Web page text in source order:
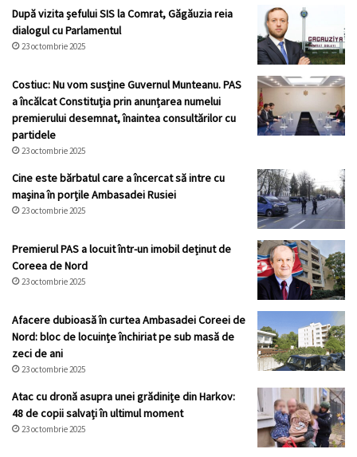
După vizita șefului SIS la Comrat, Găgăuzia reia
dialogul cu Parlamentul
23 octombrie 2025
Costiuc: Nu vom susține Guvernul Munteanu. PAS
a încălcat Constituția prin anunțarea numelui
premierului desemnat, înaintea consultărilor cu
partidele
23 octombrie 2025
Cine este bărbatul care a încercat să intre cu
mașina în porțile Ambasadei Rusiei
23 octombrie 2025
Premierul PAS a locuit într-un imobil deținut de
Coreea de Nord
23 octombrie 2025
Afacere dubioasă în curtea Ambasadei Coreei de
Nord: bloc de locuințe închiriat pe sub masă de
zeci de ani
23 octombrie 2025
Atac cu dronă asupra unei grădinițe din Harkov:
48 de copii salvați în ultimul moment
23 octombrie 2025